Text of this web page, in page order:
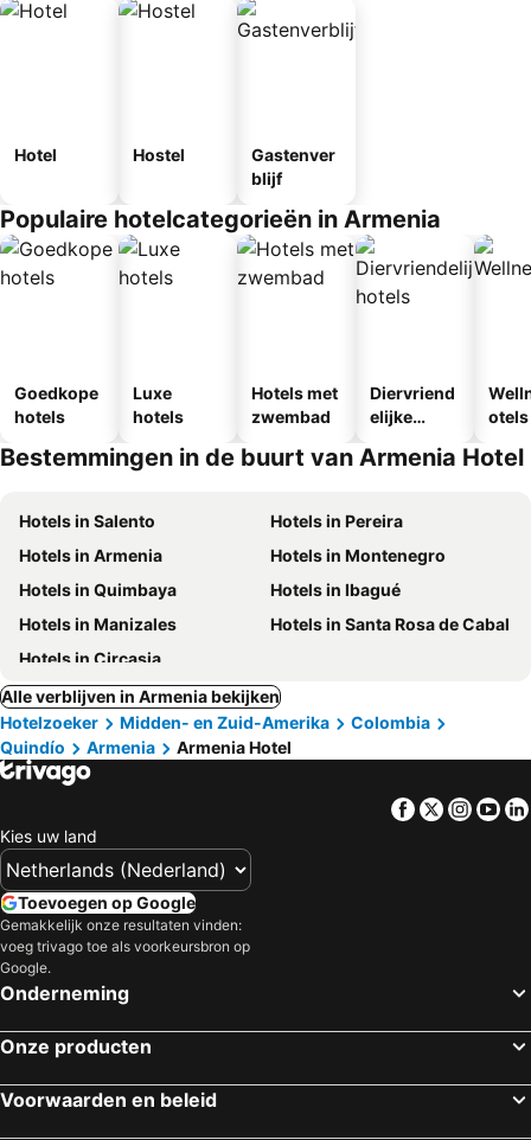
Hotel Hostel
Gastenver
blijf
Populaire hotelcategorieën in Armenia
Goedkope
hotels
Luxe
hotels
Hotels met
zwembad
Diervriend
elijke
otels
Bestemmingen in de buurt van Armenia Hotel
Hotels in Salento
Hotels in Pereira
Hotels in Armenia
Hotels in Montenegro
Hotels in Quimbaya
Hotels in Ibagué
Hotels in Manizales
Hotels in Santa Rosa de Cabal
Hotels in Circasia
Alle verblijven in Armenia bekijken
Hotelzoeker
Midden- en Zuid-Amerika
Colombia
Quindío
Armenia Armenia Hotel
Facebook
Twitter
Kies uw land
Toevoegen op Google
Gemakkelijk onze resultaten vinden:
voeg trivago toe als voorkeursbron op
Google.
Onderneming
Onze producten
Voorwaarden en beleid